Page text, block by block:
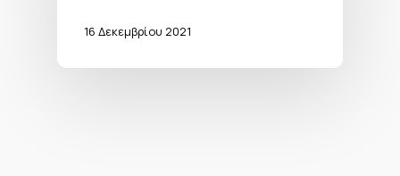
16 Δεκεμβρίου 2021